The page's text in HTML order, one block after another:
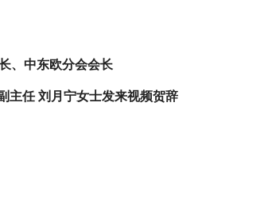
、中东欧分会会长
主任 刘月宁女士发来视频贺辞